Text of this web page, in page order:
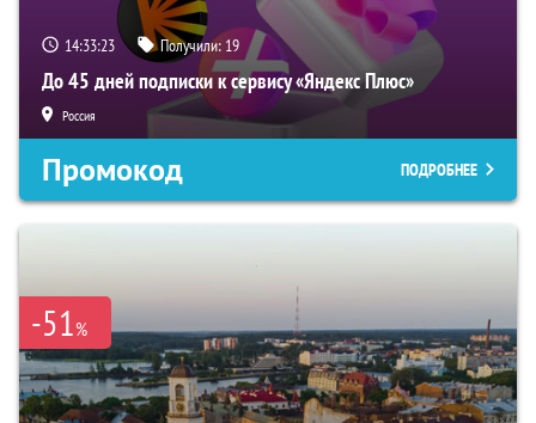
14:33:22 Получили: 19
До 45 дней подписки к сервису «Яндекс Плюс»
Россия
Промокод ПОДРОБНЕЕ
-51%